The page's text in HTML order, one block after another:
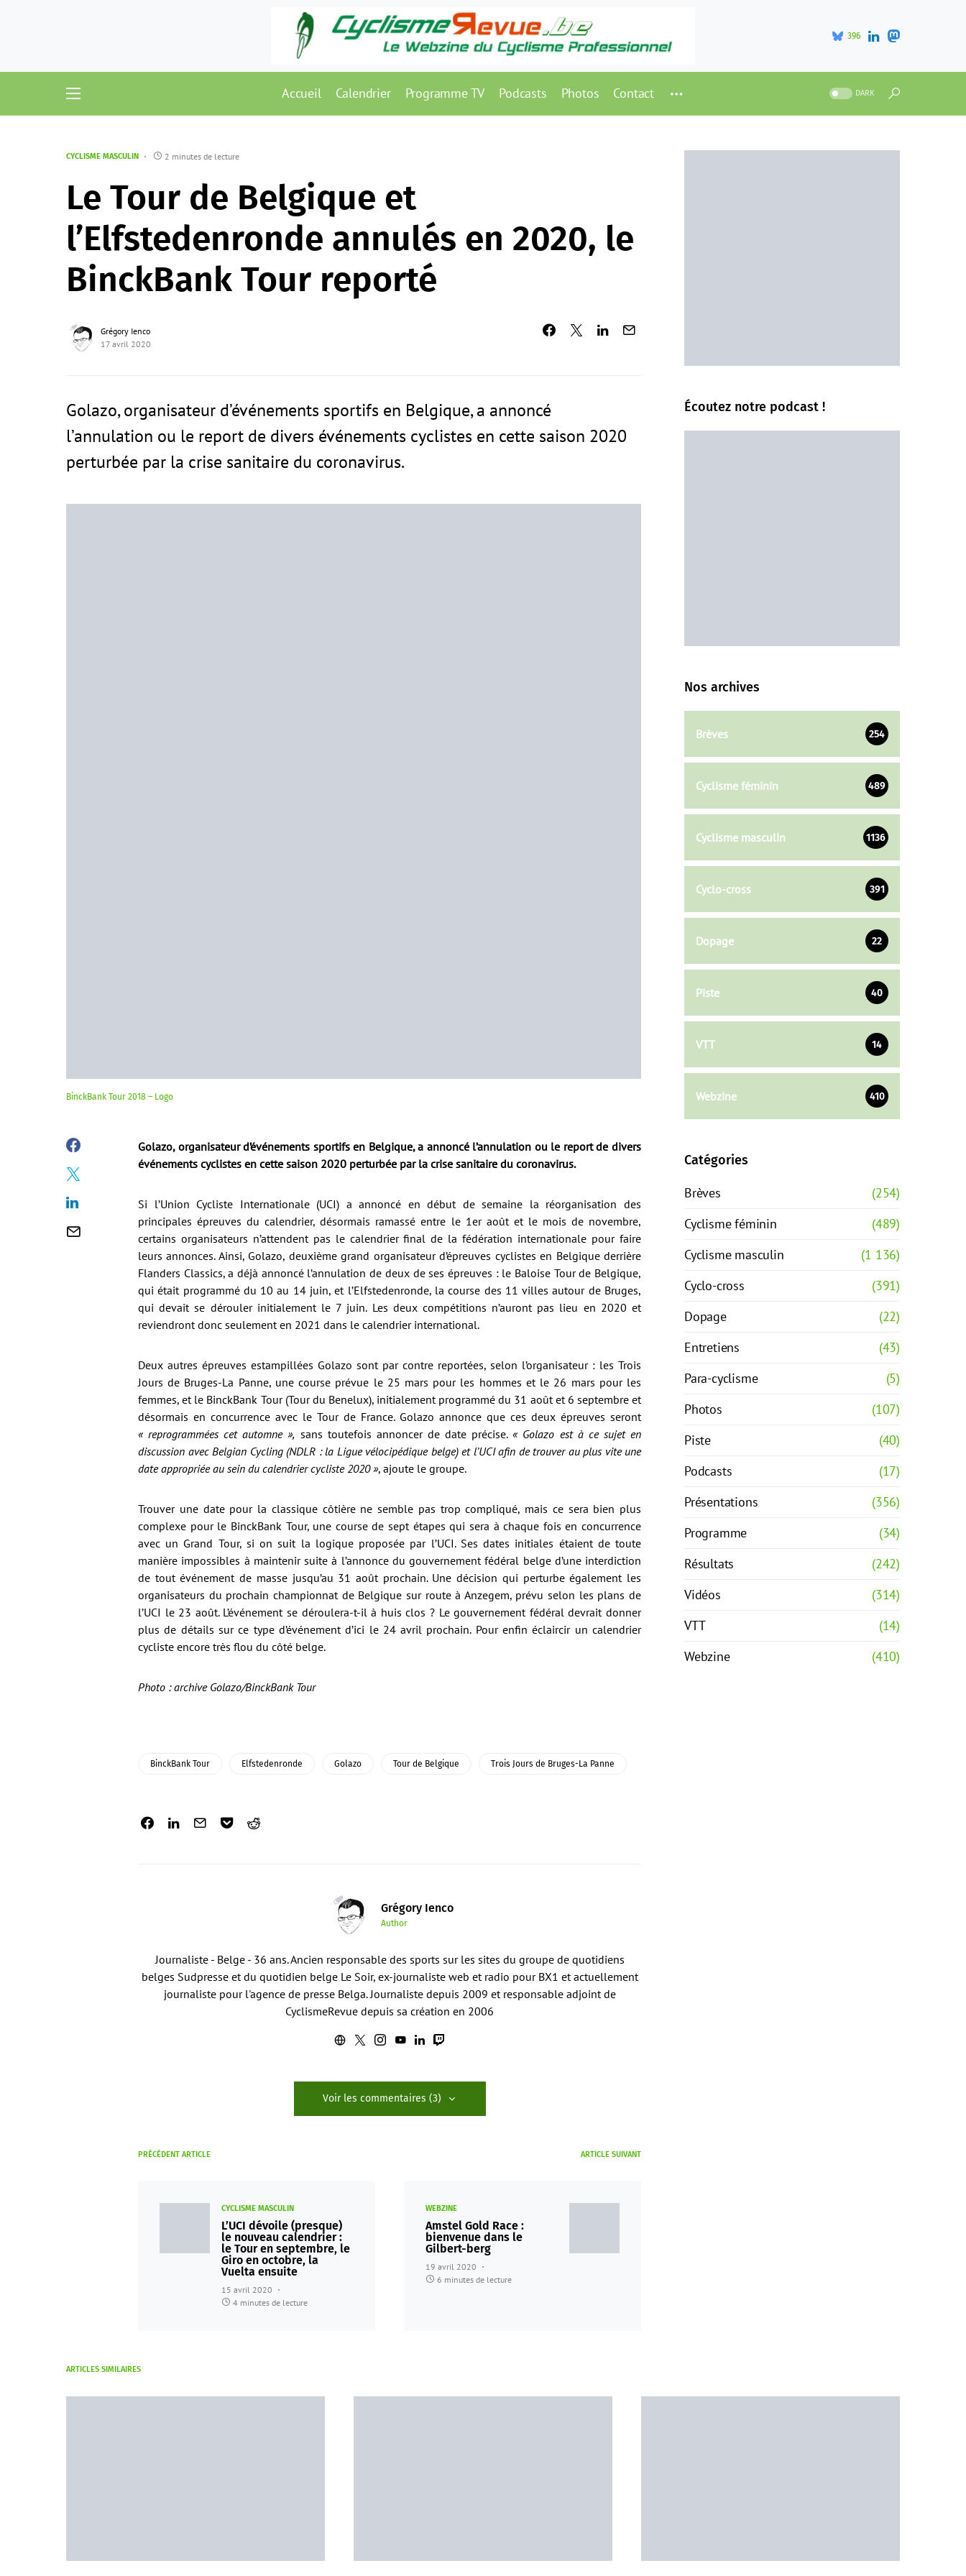
396
Accueil Calendrier Programme TV Podcasts Photos Contact DARK
CYCLISME MASCULIN 2 minutes de lecture
Le Tour de Belgique et
l’Elfstedenronde annulés en 2020, le
BinckBank Tour reporté
Grégory Ienco
17 avril 2020
Golazo, organisateur d’événements sportifs en Belgique, a annoncé
l’annulation ou le report de divers événements cyclistes en cette saison 2020
perturbée par la crise sanitaire du coronavirus.
BinckBank Tour 2018 – Logo
Golazo, organisateur d’événements sportifs en Belgique, a annoncé l’annulation ou le report de divers
événements cyclistes en cette saison 2020 perturbée par la crise sanitaire du coronavirus.
Si l’Union Cycliste Internationale (UCI) a annoncé en début de semaine la réorganisation des
principales épreuves du calendrier, désormais ramassé entre le 1er août et le mois de novembre,
certains organisateurs n’attendent pas le calendrier final de la fédération internationale pour faire
leurs annonces. Ainsi, Golazo, deuxième grand organisateur d’épreuves cyclistes en Belgique derrière
Flanders Classics, a déjà annoncé l’annulation de deux de ses épreuves : le Baloise Tour de Belgique,
qui était programmé du 10 au 14 juin, et l’Elfstedenronde, la course des 11 villes autour de Bruges,
qui devait se dérouler initialement le 7 juin. Les deux compétitions n’auront pas lieu en 2020 et
reviendront donc seulement en 2021 dans le calendrier international.
Deux autres épreuves estampillées Golazo sont par contre reportées, selon l’organisateur : les Trois
Jours de Bruges-La Panne, une course prévue le 25 mars pour les hommes et le 26 mars pour les
femmes, et le BinckBank Tour (Tour du Benelux), initialement programmé du 31 août et 6 septembre et
désormais en concurrence avec le Tour de France. Golazo annonce que ces deux épreuves seront
« reprogrammées cet automne », sans toutefois annoncer de date précise.« Golazo est à ce sujet en
discussion avec Belgian Cycling (NDLR : la Ligue vélocipédique belge) et l’UCI afin de trouver au plus vite une
date appropriée au sein du calendrier cycliste 2020 », ajoute le groupe.
Trouver une date pour la classique côtière ne semble pas trop compliqué, mais ce sera bien plus
complexe pour le BinckBank Tour, une course de sept étapes qui sera à chaque fois en concurrence
avec un Grand Tour, si on suit la logique proposée par l’UCI. Ses dates initiales étaient de toute
manière impossibles à maintenir suite à l’annonce du gouvernement fédéral belge d’une interdiction
de tout événement de masse jusqu’au 31 août prochain. Une décision qui perturbe également les
organisateurs du prochain championnat de Belgique sur route à Anzegem, prévu selon les plans de
l’UCI le 23 août. L’événement se déroulera-t-il à huis clos ? Le gouvernement fédéral devrait donner
plus de détails sur ce type d’événement d’ici le 24 avril prochain. Pour enfin éclaircir un calendrier
cycliste encore très flou du côté belge.
Photo : archive Golazo/BinckBank Tour
BinckBank Tour Elfstedenronde Golazo Tour de Belgique Trois Jours de Bruges-La Panne
Grégory Ienco
Author
Journaliste - Belge - 36 ans. Ancien responsable des sports sur les sites du groupe de quotidiens
belges Sudpresse et du quotidien belge Le Soir, ex-journaliste web et radio pour BX1 et actuellement
journaliste pour l'agence de presse Belga. Journaliste depuis 2009 et responsable adjoint de
CyclismeRevue depuis sa création en 2006
Voir les commentaires (3)
PRÉCÉDENT ARTICLE
CYCLISME MASCULIN
L’UCI dévoile (presque)
le nouveau calendrier :
le Tour en septembre, le
Giro en octobre, la
Vuelta ensuite
15 avril 2020
4 minutes de lecture
ARTICLE SUIVANT
WEBZINE
Amstel Gold Race :
bienvenue dans le
Gilbert-berg
19 avril 2020
6 minutes de lecture
Écoutez notre podcast !
Nos archives
Brèves 254
Cyclisme féminin 489
Cyclisme masculin 1136
Cyclo-cross 391
Dopage 22
Piste 40
VTT 14
Webzine 410
Catégories
Brèves
(254)
Cyclisme féminin
(489)
Cyclisme masculin
(1 136)
Cyclo-cross
(391)
Dopage
(22)
Entretiens
(43)
Para-cyclisme
(5)
Photos
(107)
Piste
(40)
Podcasts
(17)
Présentations
(356)
Programme
(34)
Résultats
(242)
Vidéos
(314)
VTT
(14)
Webzine
(410)
ARTICLES SIMILAIRES